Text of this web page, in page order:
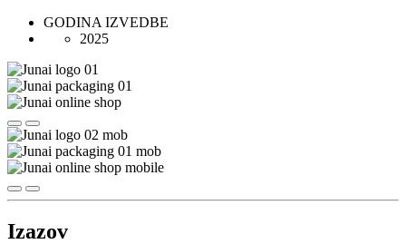
GODINA IZVEDBE
2025
Izazov